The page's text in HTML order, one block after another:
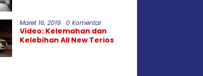
Maret 16, 2019 0 Komentar
Video: Kelemahan dan
Kelebihan All New Terios